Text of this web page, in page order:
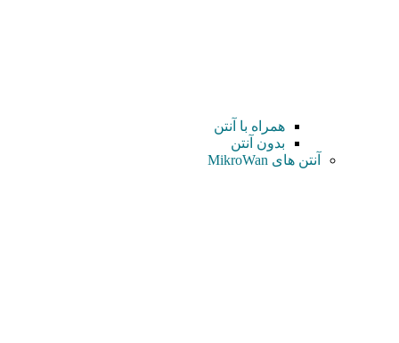
همراه با آنتن
بدون آنتن
آنتن های MikroWan